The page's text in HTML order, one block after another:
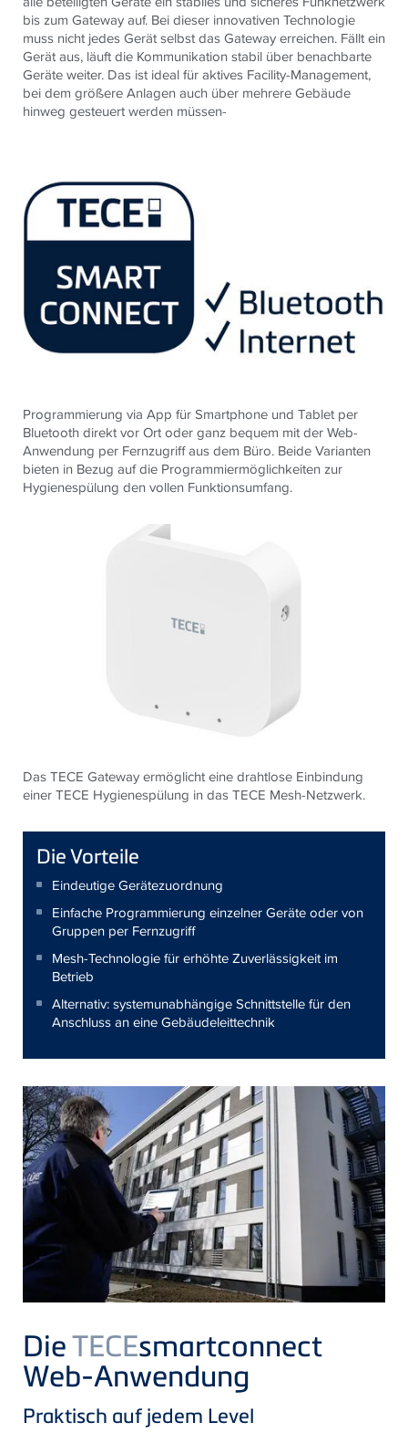
bis zum Gateway auf. Bei dieser innovativen Technologie
muss nicht jedes Gerät selbst das Gateway erreichen. Fällt ein
Gerät aus, läuft die Kommunikation stabil über benachbarte
Geräte weiter. Das ist ideal für aktives Facility-Management,
bei dem größere Anlagen auch über mehrere Gebäude
hinweg gesteuert werden müssen-
Programmierung via App für Smartphone und Tablet per
Bluetooth direkt vor Ort oder ganz bequem mit der Web-
Anwendung per Fernzugriff aus dem Büro. Beide Varianten
bieten in Bezug auf die Programmiermöglichkeiten zur
Hygienespülung den vollen Funktionsumfang.
Das TECE Gateway ermöglicht eine drahtlose Einbindung
einer TECE Hygienespülung in das TECE Mesh-Netzwerk.
Die Vorteile
Eindeutige Gerätezuordnung
Einfache Programmierung einzelner Geräte oder von
Gruppen per Fernzugriff
Mesh-Technologie für erhöhte Zuverlässigkeit im
Betrieb
Alternativ: systemunabhängige Schnittstelle für den
Anschluss an eine Gebäudeleittechnik
DieTECEsmartconnect
Web-Anwendung
Praktisch auf jedem Level